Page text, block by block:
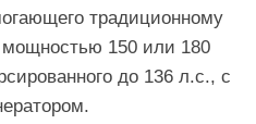
традиционному
150 или 180
до 136 л.с., с